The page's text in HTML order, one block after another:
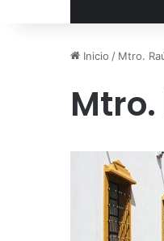
Inicio / Mtro.